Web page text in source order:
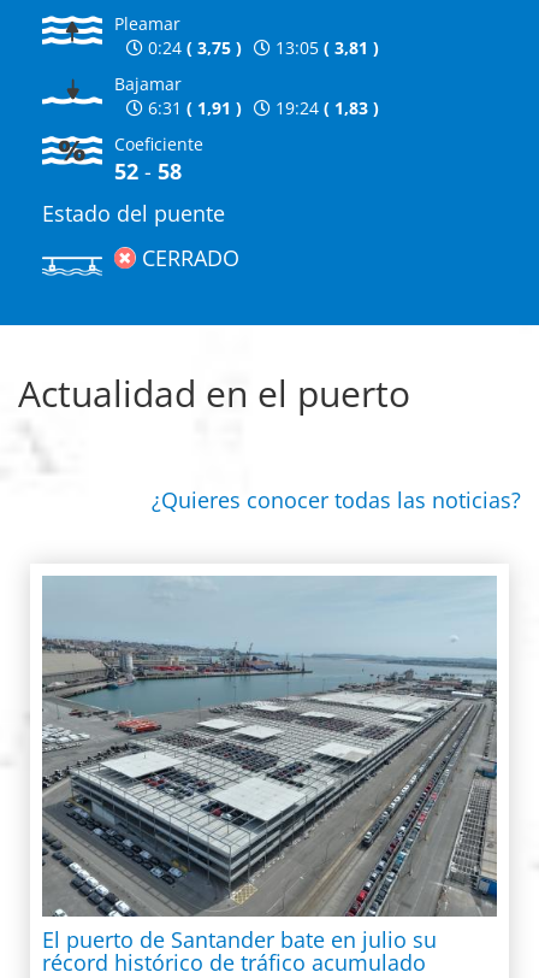
Pleamar
0:24 ( 3,75 ) 13:05 ( 3,81 )
Bajamar
6:31 ( 1,91 ) 19:24 ( 1,83 )
Coeficiente
52 - 58
Estado del puente
CERRADO
Actualidad en el puerto
¿Quieres conocer todas las noticias?
El puerto de Santander bate en julio su
récord histórico de tráfico acumulado